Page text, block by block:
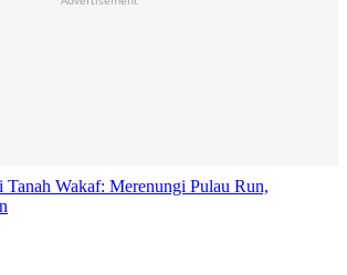
Tanah Wakaf: Merenungi Pulau Run,